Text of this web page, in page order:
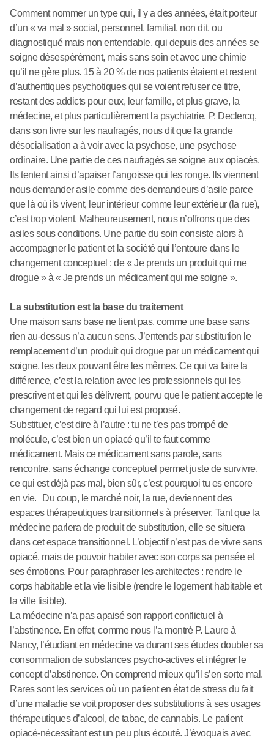
Comment nommer un type qui, il y a des années, était porteur
d’un « va mal » social, personnel, familial, non dit, ou
diagnostiqué mais non entendable, qui depuis des années se
soigne désespérément, mais sans soin et avec une chimie
qu’il ne gère plus. 15 à 20 % de nos patients étaient et restent
d’authentiques psychotiques qui se voient refuser ce titre,
restant des addicts pour eux, leur famille, et plus grave, la
médecine, et plus particulièrement la psychiatrie. P. Declercq,
dans son livre sur les naufragés, nous dit que la grande
désocialisation a à voir avec la psychose, une psychose
ordinaire. Une partie de ces naufragés se soigne aux opiacés.
Ils tentent ainsi d’apaiser l’angoisse qui les ronge. Ils viennent
nous demander asile comme des demandeurs d’asile parce
que là où ils vivent, leur intérieur comme leur extérieur (la rue),
c’est trop violent. Malheureusement, nous n’offrons que des
asiles sous conditions. Une partie du soin consiste alors à
accompagner le patient et la société qui l’entoure dans le
changement conceptuel : de « Je prends un produit qui me
drogue » à « Je prends un médicament qui me soigne ».
La substitution est la base du traitement
Une maison sans base ne tient pas, comme une base sans
rien au-dessus n’a aucun sens. J’entends par substitution le
remplacement d’un produit qui drogue par un médicament qui
soigne, les deux pouvant être les mêmes. Ce qui va faire la
différence, c’est la relation avec les professionnels qui les
prescrivent et qui les délivrent, pourvu que le patient accepte le
changement de regard qui lui est proposé.
Substituer, c’est dire à l’autre : tu ne t’es pas trompé de
molécule, c’est bien un opiacé qu’il te faut comme
médicament. Mais ce médicament sans parole, sans
rencontre, sans échange conceptuel permet juste de survivre,
ce qui est déjà pas mal, bien sûr, c’est pourquoi tu es encore
en vie. Du coup, le marché noir, la rue, deviennent des
espaces thérapeutiques transitionnels à préserver. Tant que la
médecine parlera de produit de substitution, elle se situera
dans cet espace transitionnel. L’objectif n’est pas de vivre sans
opiacé, mais de pouvoir habiter avec son corps sa pensée et
ses émotions. Pour paraphraser les architectes : rendre le
corps habitable et la vie lisible (rendre le logement habitable et
la ville lisible).
La médecine n’a pas apaisé son rapport conflictuel à
l’abstinence. En effet, comme nous l’a montré P. Laure à
Nancy, l’étudiant en médecine va durant ses études doubler sa
consommation de substances psycho-actives et intégrer le
concept d’abstinence. On comprend mieux qu’il s’en sorte mal.
Rares sont les services où un patient en état de stress du fait
d’une maladie se voit proposer des substitutions à ses usages
thérapeutiques d’alcool, de tabac, de cannabis. Le patient
opiacé-nécessitant est un peu plus écouté. J’évoquais avec